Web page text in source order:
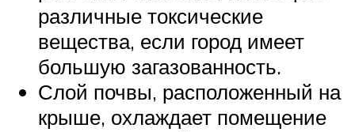
различные токсические
вещества, если город имеет
большую загазованность.
Слой почвы, расположенный на
крыше, охлаждает помещение